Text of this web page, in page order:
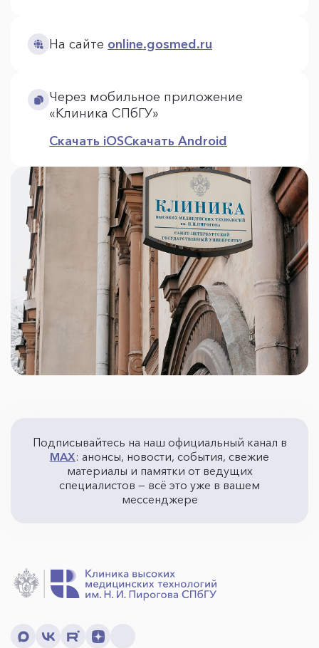
На сайте online.gosmed.ru
Через мобильное приложение
«Клиника СПбГУ»
Скачать iOSСкачать Android
Подписывайтесь на наш официальный канал в
MAX: анонсы, новости, события, свежие
материалы и памятки от ведущих
специалистов — всё это уже в вашем
мессенджере